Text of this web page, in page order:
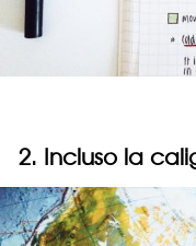
2. Incluso la